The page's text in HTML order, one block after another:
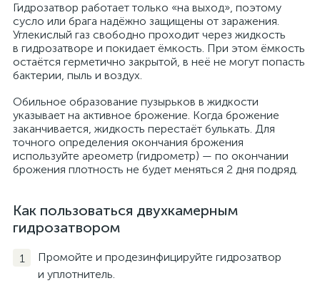
Гидрозатвор работает только «на выход», поэтому
сусло или брага надёжно защищены от заражения.
Углекислый газ свободно проходит через жидкость
в гидрозатворе и покидает ёмкость. При этом ёмкость
остаётся герметично закрытой, в неё не могут попасть
бактерии, пыль и воздух.
Обильное образование пузырьков в жидкости
указывает на активное брожение. Когда брожение
заканчивается, жидкость перестаёт булькать. Для
точного определения окончания брожения
используйте ареометр (гидрометр) — по окончании
брожения плотность не будет меняться 2 дня подряд.
Как пользоваться двухкамерным
гидрозатвором
Промойте и продезинфицируйте гидрозатвор
и уплотнитель.